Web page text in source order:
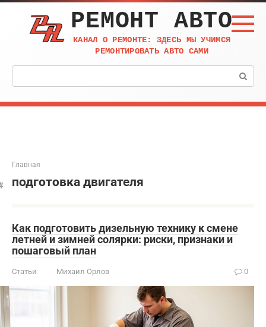
Перейти
контенту
РЕМОНТ АВТО
КАНАЛ О РЕМОНТЕ: ЗДЕСЬ МЫ УЧИМСЯ
РЕМОНТИРОВАТЬ АВТО САМИ
Поиск:
Главная
подготовка двигателя
Как подготовить дизельную технику к смене
летней и зимней солярки: риски, признаки и
пошаговый план
Статьи Михаил Орлов 0